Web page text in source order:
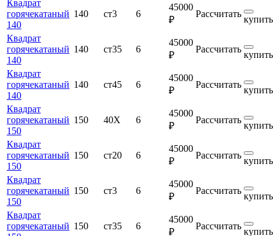
Квадрат
горячекатаный
140
140 ст3 6
45000
₽
Рассчитать
купить
Квадрат
горячекатаный
140
140 ст35 6
45000
₽
Рассчитать
купить
Квадрат
горячекатаный
140
140 ст45 6
45000
₽
Рассчитать
купить
Квадрат
горячекатаный
150
150 40Х 6
45000
₽
Рассчитать
купить
Квадрат
горячекатаный
150
150 ст20 6
45000
₽
Рассчитать
купить
Квадрат
горячекатаный
150
150 ст3 6
45000
₽
Рассчитать
купить
Квадрат
горячекатаный 150 ст35 6
45000
₽
Рассчитать
купить